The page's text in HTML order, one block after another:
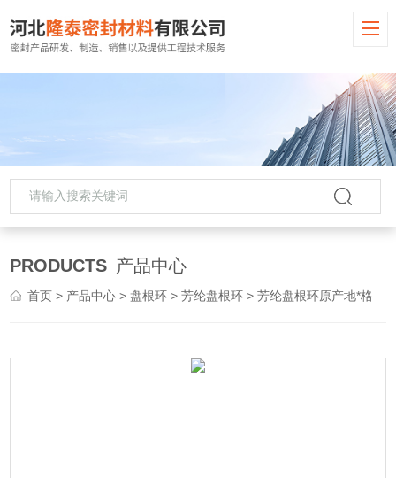
PRODUCTS 产品中心
首页 > 产品中心 > 盘根环 >芳纶盘根环 > 芳纶盘根环原产地*格